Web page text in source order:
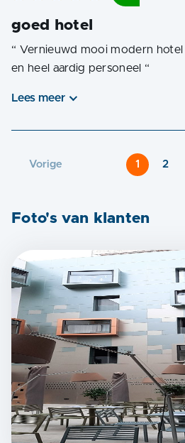
goed hotel
“ Vernieuwd mooi modern
en heel aardig personeel “
Lees meer
Vorige 1 2
Foto's van klanten